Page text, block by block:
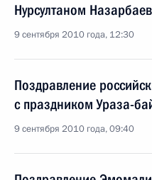
Нурсултаном
9 сентября 2010 года, 12:30
Поздравление
с праздником Ураза-
9 сентября 2010 года, 09:40